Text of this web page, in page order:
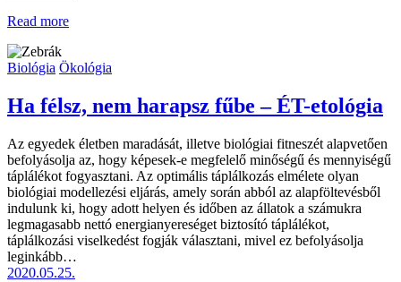
Read more
Biológia Ökológia
Ha félsz, nem harapsz fűbe – ÉT-etológia
Az egyedek életben maradását, illetve biológiai fitneszét alapvetően
befolyásolja az, hogy képesek-e megfelelő minőségű és mennyiségű
táplálékot fogyasztani. Az optimális táplálkozás elmélete olyan
biológiai modellezési eljárás, amely során abból az alapföltevésből
indulunk ki, hogy adott helyen és időben az állatok a számukra
legmagasabb nettó energianyereséget biztosító táplálékot,
táplálkozási viselkedést fogják választani, mivel ez befolyásolja
leginkább…
2020.05.25.